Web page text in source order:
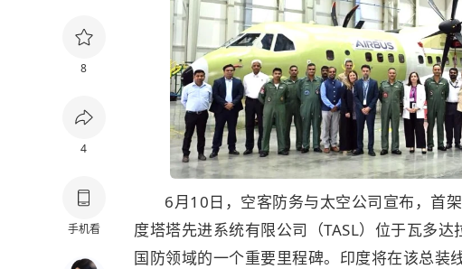
8
4
手机看
6月10日，空客防务与太空公司宣布，首
度塔塔先进系统有限公司（TASL）位于瓦多
国防领域的一个重要里程碑。印度将在该总